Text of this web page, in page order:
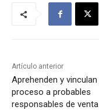
Artículo anterior
Aprehenden y vinculan
proceso a probables
responsables de